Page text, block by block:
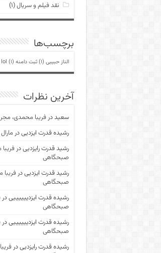
نقد فیلم و سریال(۱)
برچسب‌ها
الناز حبیبی (1) ثبت دامنه lol (1)
آخرین نظرات
سعیددرفریبا محمدی،
رشیده قدرت ایزدییدر
رشید قدرت رایزدییدر
صبحگاهی
رشید قدرت ایزدییدر
صبحگاهی
رشیده قدرت ایزدیییییییدر
صبحگاهی
رشیده قدرت ایزدیییییییدر
صبحگاهی
رشیده قدرت رایزدییدر